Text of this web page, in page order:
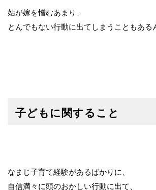
姑が嫁を憎むあまり、
とんでもない行動に出てしまうこともある
子どもに関すること
なまじ子育て経験があるばかりに、
自信満々に頭のおかしい行動に出て、